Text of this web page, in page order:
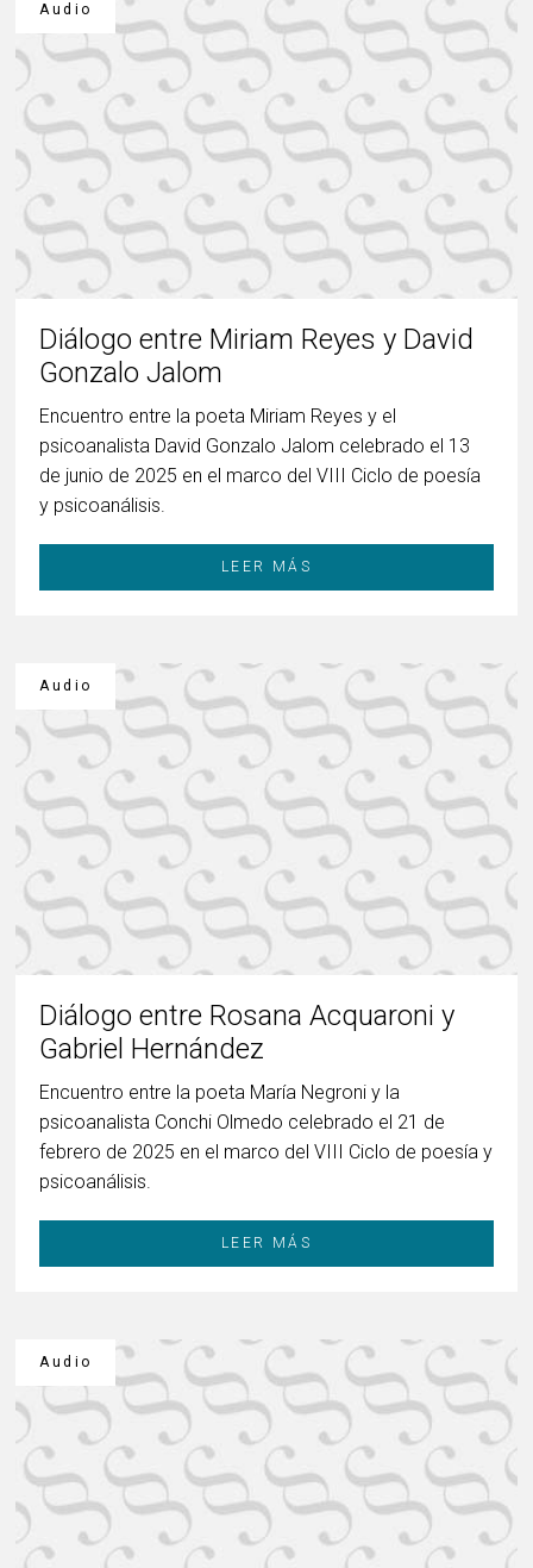
Audio
Diálogo entre Miriam Reyes y David
Gonzalo Jalom
Encuentro entre la poeta Miriam Reyes y el
psicoanalista David Gonzalo Jalom celebrado el 13
de junio de 2025 en el marco del VIII Ciclo de poesía
y psicoanálisis.
LEER MÁS
Audio
Diálogo entre Rosana Acquaroni y
Gabriel Hernández
Encuentro entre la poeta María Negroni y la
psicoanalista Conchi Olmedo celebrado el 21 de
febrero de 2025 en el marco del VIII Ciclo de poesía y
psicoanálisis.
LEER MÁS
Audio